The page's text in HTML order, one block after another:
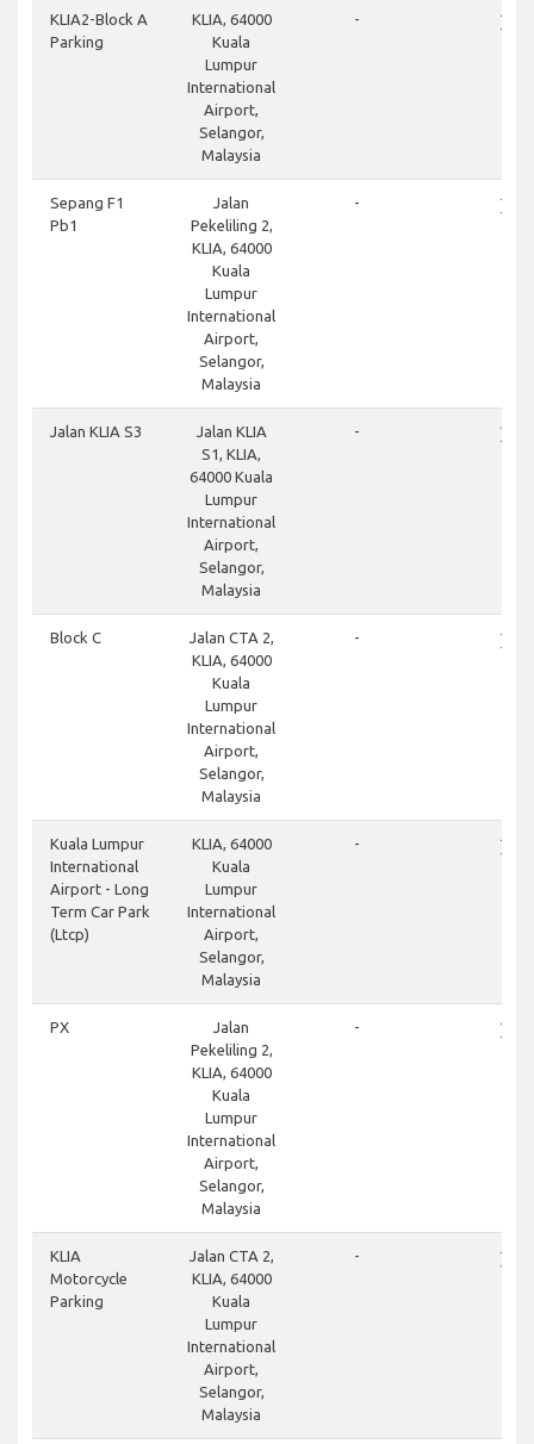
KLIA2-Block A
Parking
KLIA, 64000
Kuala
Lumpur
International
Airport,
Selangor,
Malaysia
- close
Sepang F1
Pb1
Jalan
Pekeliling 2,
KLIA, 64000
Kuala
Lumpur
International
Airport,
Selangor,
Malaysia
- close
Jalan KLIA S3
Jalan KLIA
S1, KLIA,
64000 Kuala
Lumpur
International
Airport,
Selangor,
Malaysia
- close
Block C
Jalan CTA 2,
KLIA, 64000
Kuala
Lumpur
International
Airport,
Selangor,
Malaysia
- close
Kuala Lumpur
International
Airport - Long
Term Car Park
(Ltcp)
KLIA, 64000
Kuala
Lumpur
International
Airport,
Selangor,
Malaysia
- close
PX
Jalan
Pekeliling 2,
KLIA, 64000
Kuala
Lumpur
International
Airport,
Selangor,
Malaysia
- close
KLIA
Motorcycle
Parking
Jalan CTA 2,
KLIA, 64000
Kuala
Lumpur
International
Airport,
Selangor,
Malaysia
- close